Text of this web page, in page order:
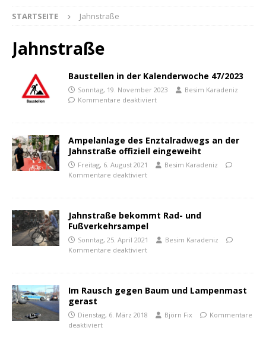
STARTSEITE Jahnstraße
Jahnstraße
Baustellen in der Kalenderwoche 47/2023
Sonntag, 19. November 2023
Besim Karadeniz
Kommentare deaktiviert
Ampelanlage des Enztalradwegs an der
Jahnstraße offiziell eingeweiht
Freitag, 6. August 2021
Besim Karadeniz
Kommentare deaktiviert
Jahnstraße bekommt Rad- und
Fußverkehrsampel
Sonntag, 25. April 2021
Besim Karadeniz
Kommentare deaktiviert
Im Rausch gegen Baum und Lampenmast
gerast
Dienstag, 6. März 2018 Björn Fix
Kommentare
deaktiviert